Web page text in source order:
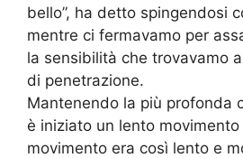
bello”, ha detto spingendosi
mentre ci fermavamo per
la sensibilità che trovavamo
di penetrazione.
Mantenendo la più profonda
è iniziato un lento movimento
movimento era così lento e